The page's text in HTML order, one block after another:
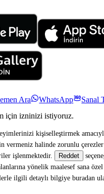
Ara WhatsApp
Sanal
için izninizi istiyoruz.
kişiselleştirmek
vermeniz halinde zorunlu
işlenmektedir.
Reddet
yönelik maalesef sana
ilgili detaylı bilgiye buradan